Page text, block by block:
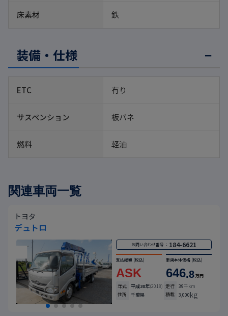
床素材 鉄
装備・仕様
ETC 有り
サスペンション 板バネ
燃料 軽油
関連車両一覧
トヨタ
デュトロ
お問い合わせ番号 ： 184-6621
支払総額 (税込)
ASK
車両本体価格 (税込)
646.8万円
年式 平成30年(2018) 走行 39千km
積載
3,000kg
住所 千葉県